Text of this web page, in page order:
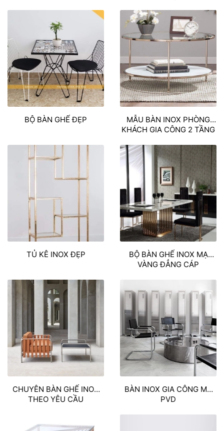
BỘ BÀN GHẾ ĐẸP
MẪU BÀN INOX PHÒNG
KHÁCH GIA CÔNG 2 TẦNG
TỦ KÊ INOX ĐẸP
BỘ BÀN GHẾ INOX MẠ
VÀNG ĐẲNG CÁP
CHUYÊN BÀN GHẾ INOX
THEO YÊU CẦU
BÀN INOX GIA CÔNG MẠ
PVD